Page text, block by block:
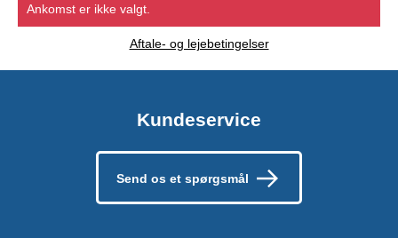
Ankomst er ikke valgt.
Aftale- og lejebetingelser
Kundeservice
Send os et spørgsmål